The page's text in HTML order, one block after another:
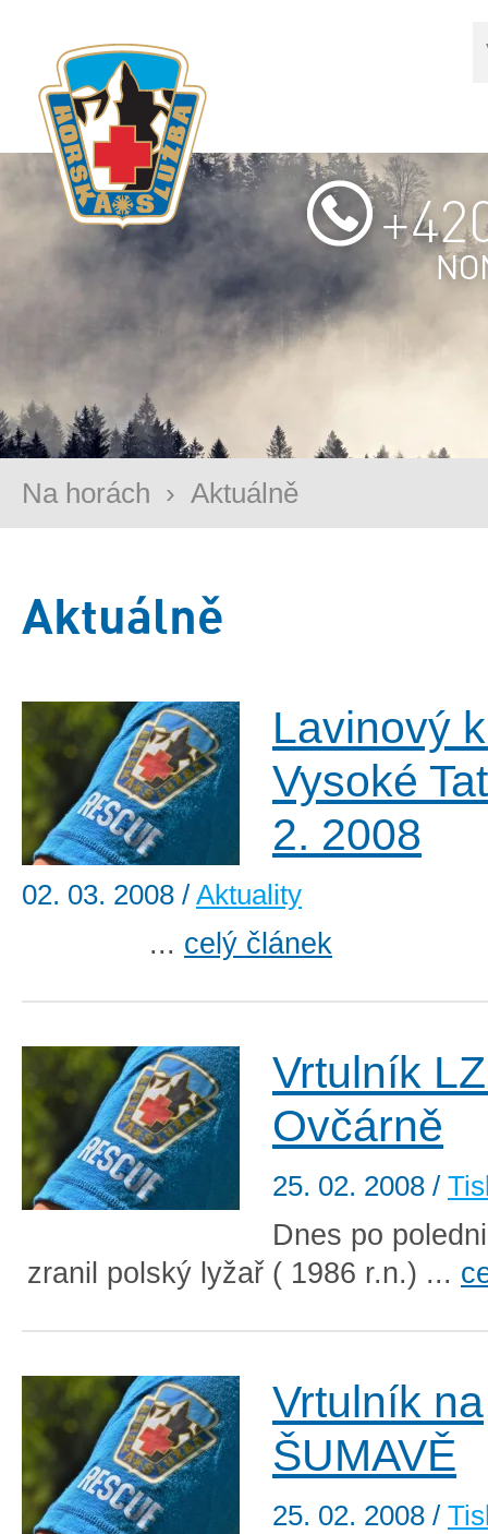
Na horách › Aktuálně
Aktuálně
Lavinový
Vysoké
2. 2008
02. 03. 2008 / Aktuality
... celý článek
Vrtulník
Ovčárně
25. 02. 2008 /
Dnes po
zranil polský lyžař ( 1986 r.n.) ...
Vrtulník na
ŠUMAVĚ
25. 02. 2008 /